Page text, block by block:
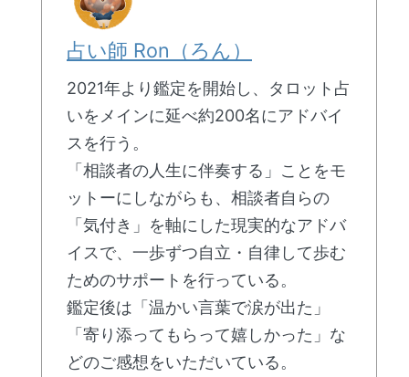
占い師 Ron（ろん）
2021年より鑑定を開始し、タロット占
いをメインに延べ約200名にアドバイ
スを行う。
「相談者の人生に伴奏する」ことをモ
ットーにしながらも、相談者自らの
「気付き」を軸にした現実的なアドバ
イスで、一歩ずつ自立・自律して歩む
ためのサポートを行っている。
鑑定後は「温かい言葉で涙が出た」
「寄り添ってもらって嬉しかった」な
どのご感想をいただいている。